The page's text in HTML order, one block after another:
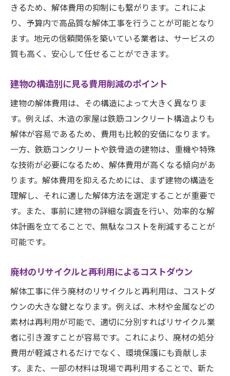
きるため、解体費用の抑制にも繋がります。これによ
り、予算内で高品質な解体工事を行うことが可能となり
ます。地元の信頼関係を築いている業者は、サービスの
質も高く、安心して任せることができます。
建物の構造別に見る費用削減のポイント
建物の解体費用は、その構造によって大きく異なりま
す。例えば、木造の家屋は鉄筋コンクリート構造よりも
解体が容易であるため、費用も比較的安価になります。
一方、鉄筋コンクリートや鉄骨造の建物は、重機や特殊
な技術が必要になるため、解体費用が高くなる傾向があ
ります。解体費用を抑えるためには、まず建物の構造を
理解し、それに適した解体方法を選定することが重要で
す。また、事前に建物の詳細な調査を行い、効率的な解
体計画を立てることで、無駄なコストを削減することが
可能です。
廃材のリサイクルと再利用によるコストダウン
解体工事に伴う廃材のリサイクルと再利用は、コストダ
ウンの大きな鍵となります。例えば、木材や金属などの
素材は再利用が可能で、適切に分別すればリサイクル業
者に引き渡すことが容易です。これにより、廃材の処分
費用が軽減されるだけでなく、環境保護にも貢献しま
す。また、一部の材料は現場で再利用することで、新た